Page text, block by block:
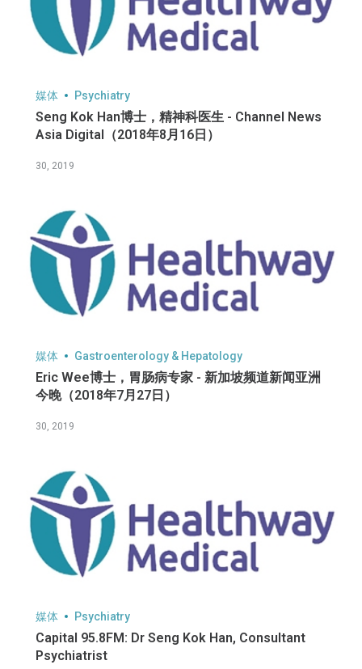
媒体 Psychiatry
Seng Kok Han博士，精神科医生 - Channel News
Asia Digital（2018年8月16日）
30, 2019
媒体 Gastroenterology & Hepatology
Eric Wee博士，胃肠病专家 - 新加坡频道新闻亚洲
今晚（2018年7月27日）
30, 2019
媒体 Psychiatry
Capital 95.8FM: Dr Seng Kok Han, Consultant
Psychiatrist